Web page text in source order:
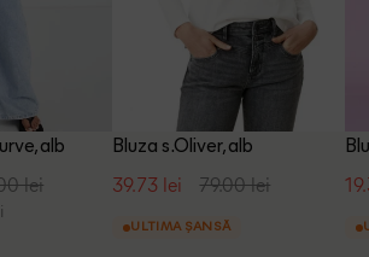
alb
lei
Bluza s.Oliver, alb
39.73 lei 79.00 lei
ULTIMA ȘANSĂ